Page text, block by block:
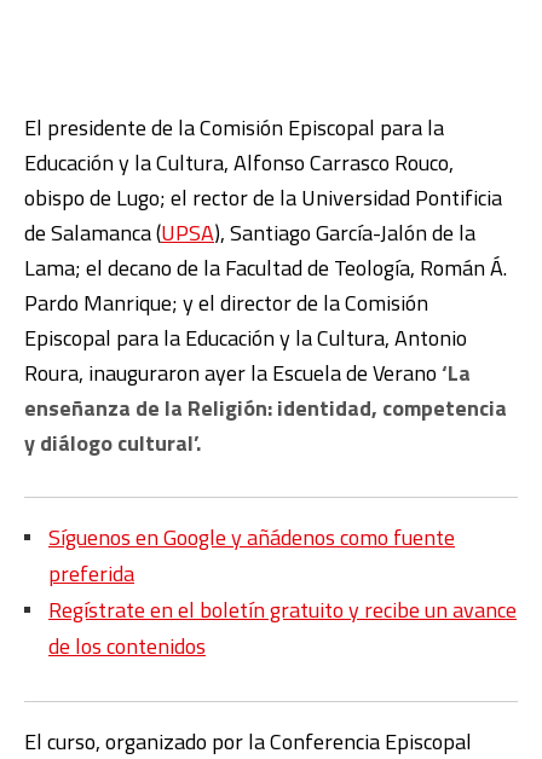
El presidente de la Comisión Episcopal para la
Educación y la Cultura, Alfonso Carrasco Rouco,
obispo de Lugo; el rector de la Universidad Pontificia
de Salamanca (UPSA), Santiago García-Jalón de la
Lama; el decano de la Facultad de Teología, Román Á.
Pardo Manrique; y el director de la Comisión
Episcopal para la Educación y la Cultura, Antonio
Roura, inauguraron ayer la Escuela de Verano‘La
enseñanza de la Religión: identidad, competencia
y diálogo cultural’.
Síguenos en Google y añádenos como fuente
preferida
Regístrate en el boletín gratuito y recibe un avance
de los contenidos
El curso, organizado por la Conferencia Episcopal